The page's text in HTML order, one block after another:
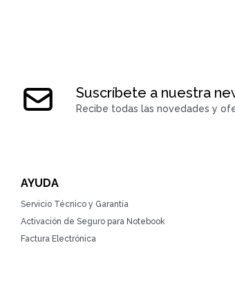
Suscríbete a nuestra
Recibe todas las novedades y
AYUDA
Servicio Técnico y Garantía
Activación de Seguro para Notebook
Factura Electrónica